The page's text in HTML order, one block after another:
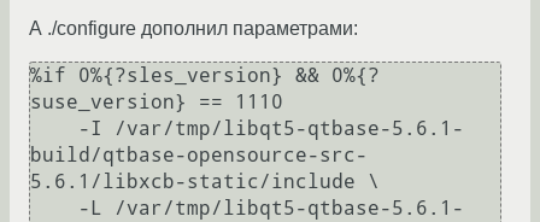
А ./configure дополнил параметрами:
%if 0%{?sles_version} && 0%{?
suse_version} == 1110
build/qtbase-opensource-src-
5.6.1/libxcb-static/include \